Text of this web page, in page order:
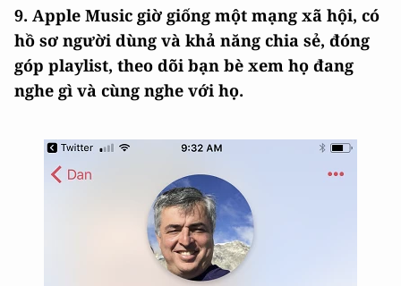
9. Apple Music giờ giống một mạng xã hội, có
hồ sơ người dùng và khả năng chia sẻ, đóng
góp playlist, theo dõi bạn bè xem họ đang
nghe gì và cùng nghe với họ.